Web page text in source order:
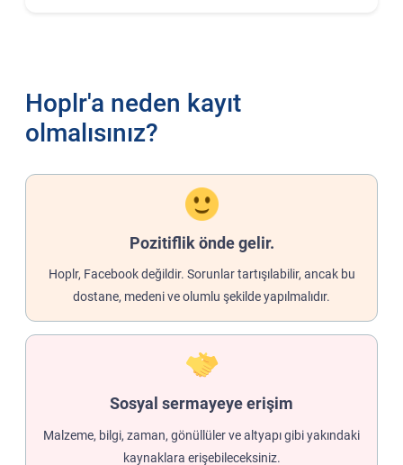
Hoplr'a neden kayıt
olmalısınız?
Pozitiflik önde gelir.
Hoplr, Facebook değildir. Sorunlar tartışılabilir, ancak bu
dostane, medeni ve olumlu şekilde yapılmalıdır.
Sosyal sermayeye erişim
Malzeme, bilgi, zaman, gönüllüler ve altyapı gibi yakındaki
kaynaklara erişebileceksiniz.